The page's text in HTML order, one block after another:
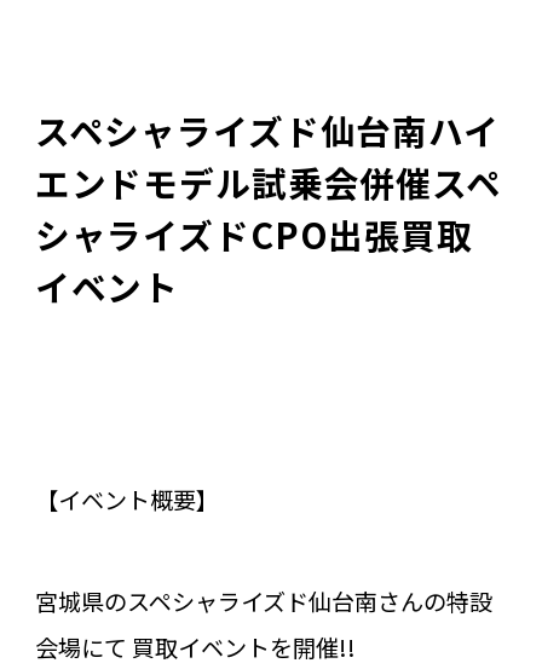
スペシャライズド仙台南ハイ
エンドモデル試乗会併催スペ
シャライズドCPO出張買取
イベント
【イベント概要】
宮城県のスペシャライズド仙台南さんの特設
会場にて 買取イベントを開催!!